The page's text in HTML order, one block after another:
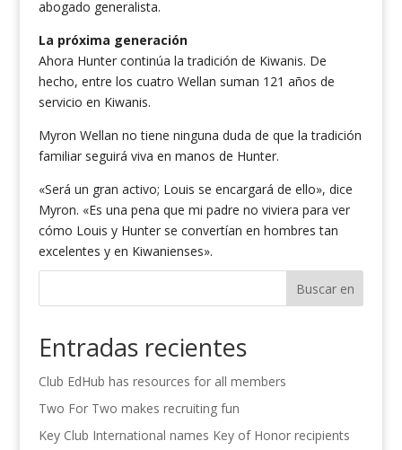
abogado generalista.
La próxima generación
Ahora Hunter continúa la tradición de Kiwanis. De
hecho, entre los cuatro Wellan suman 121 años de
servicio en Kiwanis.
Myron Wellan no tiene ninguna duda de que la tradición
familiar seguirá viva en manos de Hunter.
«Será un gran activo; Louis se encargará de ello», dice
Myron. «Es una pena que mi padre no viviera para ver
cómo Louis y Hunter se convertían en hombres tan
excelentes y en Kiwanienses».
Buscar en
Entradas recientes
Club EdHub has resources for all members
Two For Two makes recruiting fun
Key Club International names Key of Honor recipients